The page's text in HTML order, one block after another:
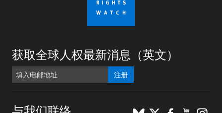
获取全球人权最新消息（英文）
注册